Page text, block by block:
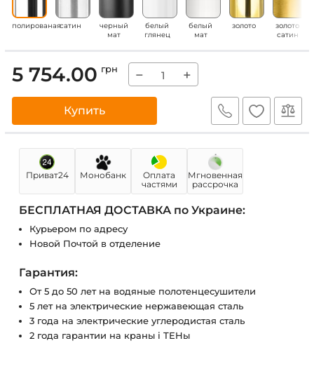
полированаясатин
черный
мат
белый
глянец
белый
мат
золото
золото
сатин
5 754.00 грн − +
Купить
Приват24 Монобанк
Оплата
частями
Мгновенная
рассрочка
БЕСПЛАТНАЯ ДОСТАВКА по Украине:
Курьером по адресу
Новой Почтой в отделение
Гарантия:
От 5 до 50 лет на водяные полотенцесушители
5 лет на электрические нержавеющая сталь
3 года на электрические углеродистая сталь
2 года гарантии на краны і ТЕНы